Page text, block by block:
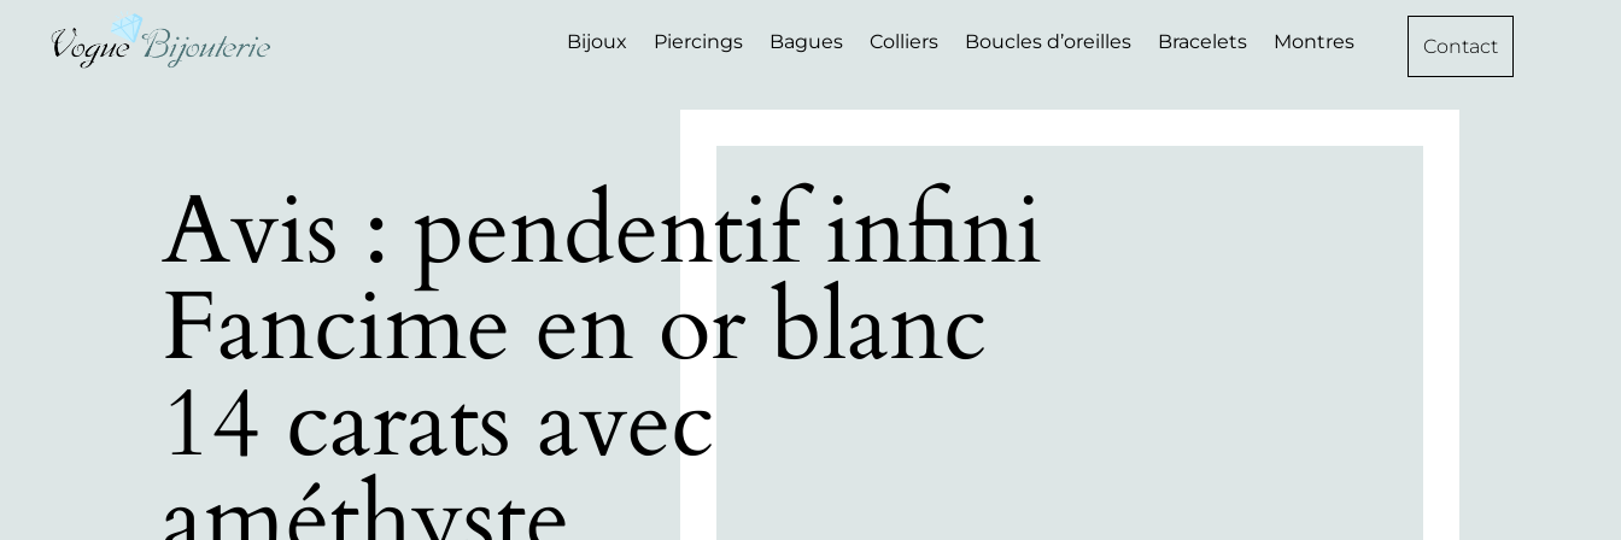
Bijoux Piercings Bagues Colliers Boucles d’oreilles Bracelets Montres Contact
Avis : pendentif infini
Fancime en or blanc
14 carats avec